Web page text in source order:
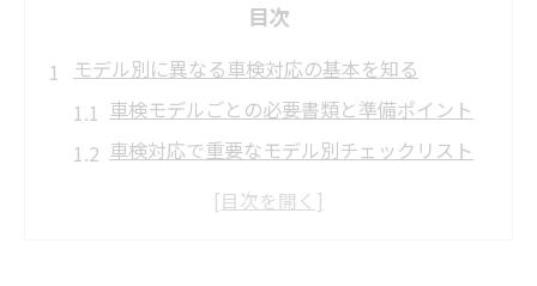
目次
モデル別に異なる車検対応の基本を知る
車検モデルごとの必要書類と準備ポイント
車検対応で重要なモデル別チェックリスト
最新モデルと旧型車の車検手続きの違い